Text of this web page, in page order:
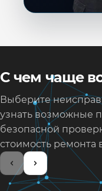
С чем чаще
Выберите
узнать возможные
безопасной
стоимость ремонта